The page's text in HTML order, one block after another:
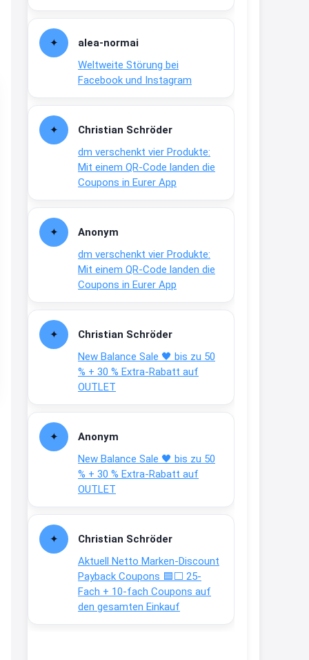
alea-normai
Weltweite Störung bei
Facebook und Instagram
Christian Schröder
dm verschenkt vier Produkte:
Mit einem QR-Code landen die
Coupons in Eurer App
Anonym
dm verschenkt vier Produkte:
Mit einem QR-Code landen die
Coupons in Eurer App
Christian Schröder
New Balance Sale 🖤 bis zu 50
% + 30 % Extra-Rabatt auf
OUTLET
Anonym
New Balance Sale 🖤 bis zu 50
% + 30 % Extra-Rabatt auf
OUTLET
Christian Schröder
Aktuell Netto Marken-Discount
Payback Coupons 🟦⬜ 25-
Fach + 10-fach Coupons auf
den gesamten Einkauf
/ max. 15.000www.erlebe-
↩
www.meineapotheke.de/
2:19
↩
Joachim
www.linda.de/vorteile/coupons/...
2:21
↩
Gratis Hitzewarn-Aufkleber /
verfärbt sich ab 28 Grad /siehe
Text weiter unten
shop.bioeg.de/aufkleber-
achtun...
↩
Joachim
Gratis personalisierte 7-Tage
Ration Micronährstoffe/ Vitamine
↩
Joachim